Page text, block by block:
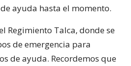
ayuda hasta el momento.
Regimiento Talca, donde se
de emergencia para
de ayuda. Recordemos que